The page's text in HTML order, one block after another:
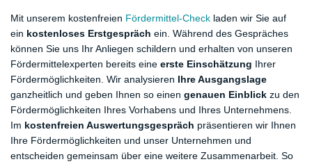
Mit unserem kostenfreien Fördermittel-Check laden wir Sie auf
ein kostenloses Erstgespräch ein. Während des Gespräches
können Sie uns Ihr Anliegen schildern und erhalten von unseren
Fördermittelexperten bereits eine erste Einschätzung Ihrer
Fördermöglichkeiten. Wir analysieren Ihre Ausgangslage
ganzheitlich und geben Ihnen so einen genauen Einblick zu den
Fördermöglichkeiten Ihres Vorhabens und Ihres Unternehmens.
Im kostenfreien Auswertungsgespräch präsentieren wir Ihnen
Ihre Fördermöglichkeiten und unser Unternehmen und
entscheiden gemeinsam über eine weitere Zusammenarbeit. So